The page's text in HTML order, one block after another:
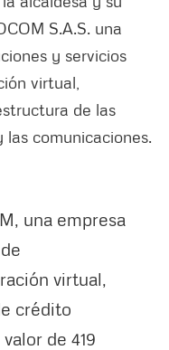
S.A.S. una
y servicios
virtual,
de las
comunicaciones.
una empresa
virtual,
crédito
de 419